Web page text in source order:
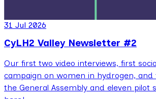
31 Jul 2026
CyLH2 Valley Newsletter #2
Our first two video interviews, first
campaign on women in hydrogen,
the General Assembly and eleven pilot